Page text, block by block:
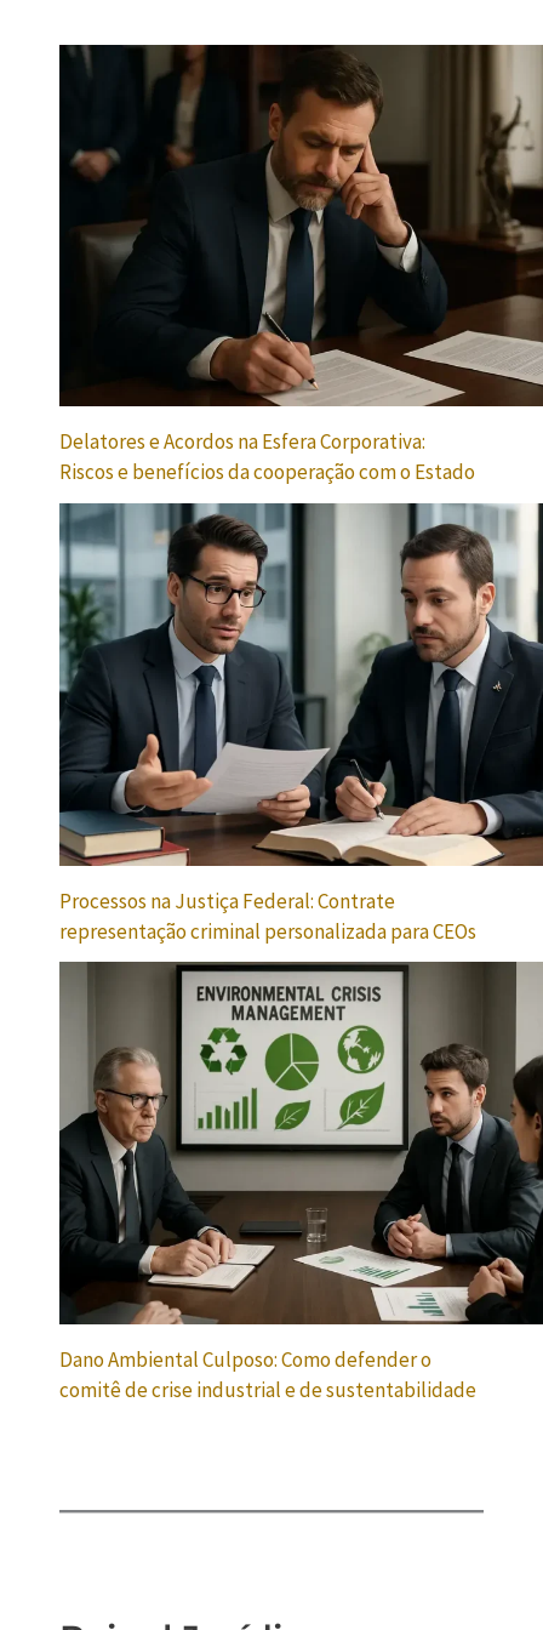
Delatores e Acordos na Esfera Corporativa:
Riscos e benefícios da cooperação com o Estado
Processos na Justiça Federal: Contrate
representação criminal personalizada para CEOs
Dano Ambiental Culposo: Como defender o
comitê de crise industrial e de sustentabilidade